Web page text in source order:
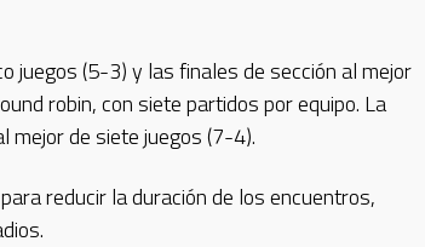
juegos (5-3) y las finales de sección al mejor
robin, con siete partidos por equipo. La
mejor de siete juegos (7-4).
reducir la duración de los encuentros,